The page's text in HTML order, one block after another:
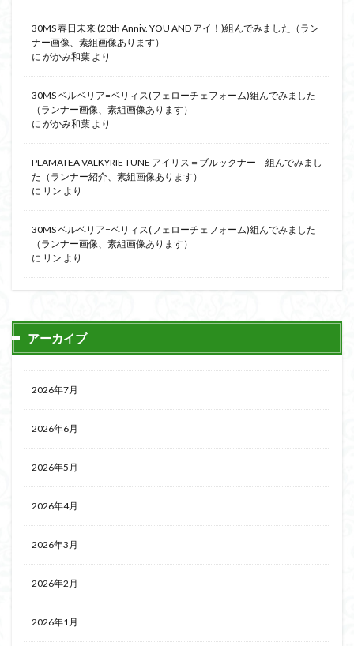
30MS 春日未来 (20th Anniv. YOU AND アイ！)組んでみました（ラン
ナー画像、素組画像あります）
に がかみ和葉 より
30MS ベルベリア=ベリィス(フェローチェフォーム)組んでみました
（ランナー画像、素組画像あります）
に がかみ和葉 より
PLAMATEA VALKYRIE TUNE アイリス＝ブルックナー 組んでみまし
た（ランナー紹介、素組画像あります）
に リン より
30MS ベルベリア=ベリィス(フェローチェフォーム)組んでみました
（ランナー画像、素組画像あります）
に リン より
アーカイブ
2026年7月
2026年6月
2026年5月
2026年4月
2026年3月
2026年2月
2026年1月